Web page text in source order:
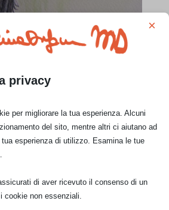
privacy
×
per migliorare la tua esperienza. Alcuni
del sito, mentre altri ci aiutano ad
esperienza di utilizzo. Esamina le tue
di aver ricevuto il consenso di un
cookie non essenziali.